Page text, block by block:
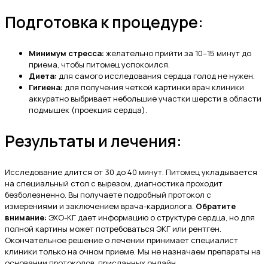
Подготовка к процедуре:
Минимум стресса: желательно прийти за 10–15 минут до
приема, чтобы питомец успокоился.
Диета: для самого исследования сердца голод не нужен.
Гигиена: для получения четкой картинки врач клиники
аккуратно выбривает небольшие участки шерсти в области
подмышек (проекция сердца).
Результаты и лечения:
Исследование длится от 30 до 40 минут. Питомец укладывается
на специальный стол с вырезом, диагностика проходит
безболезненно. Вы получаете подробный протокол с
измерениями и заключением врача-кардиолога. Обратите
внимание: ЭХО-КГ дает информацию о структуре сердца, но для
полной картины может потребоваться ЭКГ или рентген.
Окончательное решение о лечении принимает специалист
клиники только на очном приеме. Мы не назначаем препараты на